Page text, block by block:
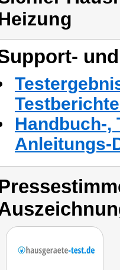
Handbuch-,
Anleitungs-